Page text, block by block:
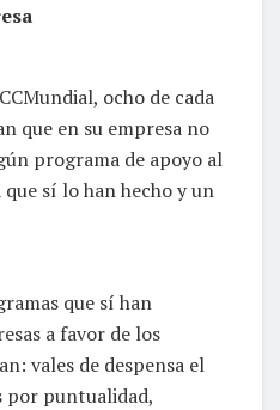
ocho de cada
que en su empresa no
programa de apoyo al
sí lo han hecho y un
que sí han
a favor de los
vales de despensa el
por puntualidad,